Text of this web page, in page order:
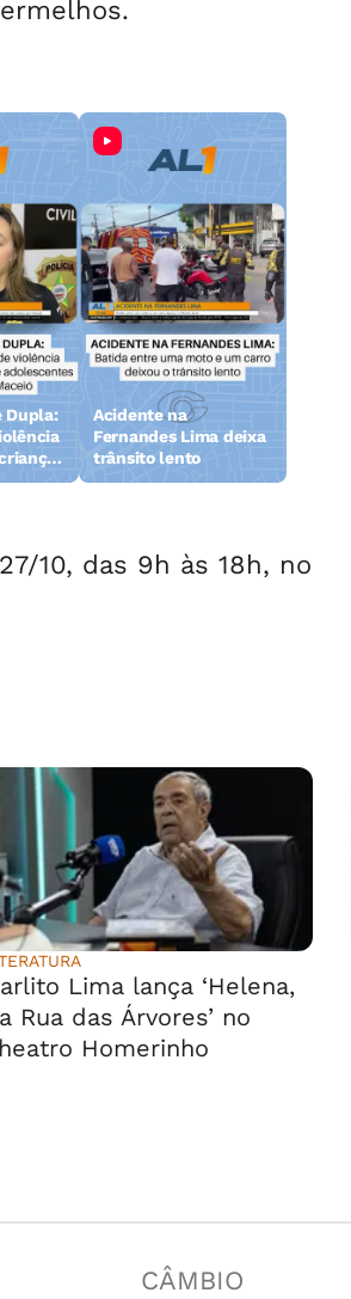
Dupla:
são
Acidente na
Fernandes Lima deixa
trânsito lento
10, das 9h às 18h, no
Lima lança ‘Helena,
Rua das Árvores’ no
Homerinho
CÂMBIO